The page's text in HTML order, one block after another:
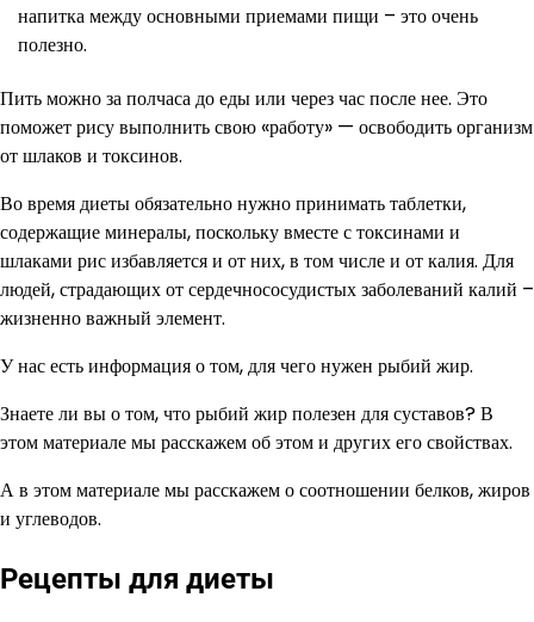
напитка между основными приемами пищи – это очень
полезно.
Пить можно за полчаса до еды или через час после нее. Это
поможет рису выполнить свою «работу» — освободить организм
от шлаков и токсинов.
Во время диеты обязательно нужно принимать таблетки,
содержащие минералы, поскольку вместе с токсинами и
шлаками рис избавляется и от них, в том числе и от калия. Для
людей, страдающих от сердечнососудистых заболеваний калий –
жизненно важный элемент.
У нас есть информация о том, для чего нужен рыбий жир.
Знаете ли вы о том, что рыбий жир полезен для суставов? В
этом материале мы расскажем об этом и других его свойствах.
А в этом материале мы расскажем о соотношении белков, жиров
и углеводов.
Рецепты для диеты